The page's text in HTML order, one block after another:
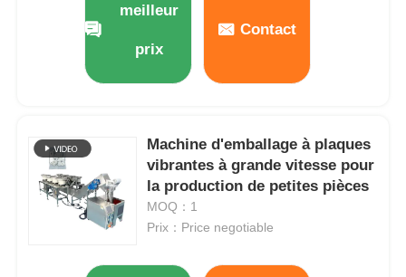
Les affaires
Machines à emballer en rotation
Machine à emballer à plusieurs voies
Machine déshydratante de machine à mettre sous
meilleur
prix
Contact
Machine d'emballage à plaques
vibrantes à grande vitesse pour
la production de petites pièces
MOQ：1
Prix：Price negotiable